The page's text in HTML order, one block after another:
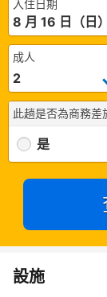
入住日期
8 月 16 日（日）
成人
此趟是否為商務差
是
設施